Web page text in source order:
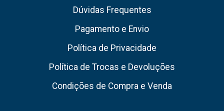
Dúvidas Frequentes
Pagamento e Envio
Política de Privacidade
Política de Trocas e Devoluções
Condições de Compra e Venda